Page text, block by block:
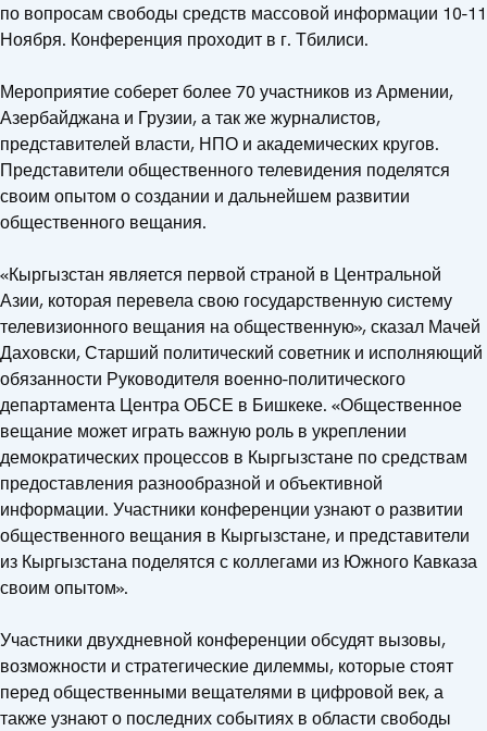
по вопросам свободы средств массовой информации 10-11
Ноября. Конференция проходит в г. Тбилиси.
Мероприятие соберет более 70 участников из Армении,
Азербайджана и Грузии, а так же журналистов,
представителей власти, НПО и академических кругов.
Представители общественного телевидения поделятся
своим опытом о создании и дальнейшем развитии
общественного вещания.
«Кыргызстан является первой страной в Центральной
Азии, которая перевела свою государственную систему
телевизионного вещания на общественную», сказал Мачей
Даховски, Старший политический советник и исполняющий
обязанности Руководителя военно-политического
департамента Центра ОБСЕ в Бишкеке. «Общественное
вещание может играть важную роль в укреплении
демократических процессов в Кыргызстане по средствам
предоставления разнообразной и объективной
информации. Участники конференции узнают о развитии
общественного вещания в Кыргызстане, и представители
из Кыргызстана поделятся с коллегами из Южного Кавказа
своим опытом».
Участники двухдневной конференции обсудят вызовы,
возможности и стратегические дилеммы, которые стоят
перед общественными вещателями в цифровой век, а
также узнают о последних событиях в области свободы